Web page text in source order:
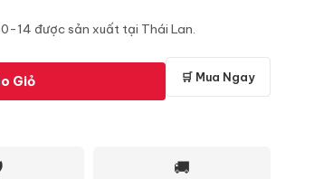
14 được sản xuất tại Thái Lan.
Giỏ 🛒 Mua Ngay
🚚